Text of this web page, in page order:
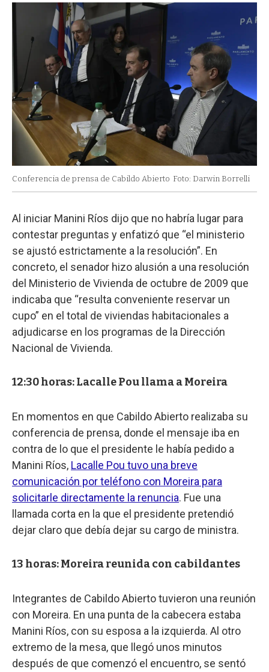
Conferencia de prensa de Cabildo Abierto Foto: Darwin Borrelli
Al iniciar Manini Ríos dijo que no habría lugar para
contestar preguntas y enfatizó que “el ministerio
se ajustó estrictamente a la resolución”. En
concreto, el senador hizo alusión a una resolución
del Ministerio de Vivienda de octubre de 2009 que
indicaba que “resulta conveniente reservar un
cupo” en el total de viviendas habitacionales a
adjudicarse en los programas de la Dirección
Nacional de Vivienda.
12:30 horas: Lacalle Pou llama a Moreira
En momentos en que Cabildo Abierto realizaba su
conferencia de prensa, donde el mensaje iba en
contra de lo que el presidente le había pedido a
Manini Ríos, Lacalle Pou tuvo una breve
comunicación por teléfono con Moreira para
solicitarle directamente la renuncia. Fue una
llamada corta en la que el presidente pretendió
dejar claro que debía dejar su cargo de ministra.
13 horas: Moreira reunida con cabildantes
Integrantes de Cabildo Abierto tuvieron una reunión
con Moreira. En una punta de la cabecera estaba
Manini Ríos, con su esposa a la izquierda. Al otro
extremo de la mesa, que llegó unos minutos
después de que comenzó el encuentro, se sentó